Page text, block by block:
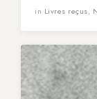
in Livres reçus,